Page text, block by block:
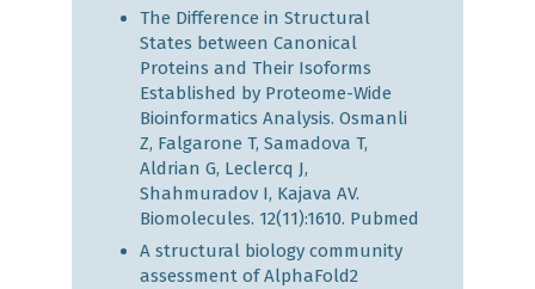
The Difference in Structural
States between Canonical
Proteins and Their Isoforms
Established by Proteome-Wide
Bioinformatics Analysis. Osmanli
Z, Falgarone T, Samadova T,
Aldrian G, Leclercq J,
Shahmuradov I, Kajava AV.
Biomolecules. 12(11):1610. Pubmed
A structural biology community
assessment of AlphaFold2